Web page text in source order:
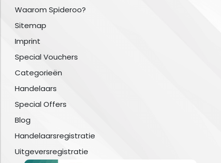
Waarom Spideroo?
Sitemap
Imprint
Special Vouchers
Categorieën
Handelaars
Special Offers
Blog
Handelaarsregistratie
Uitgeversregistratie